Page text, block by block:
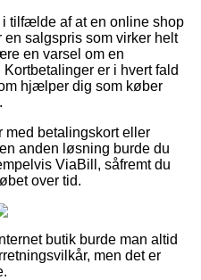
tilfælde af at en online shop
salgspris som virker helt
en varsel om en
er i hvert fald
hjælper dig som køber
med betalingskort eller
anden løsning burde du
ViaBill, såfremt du
over tid.
butik burde man altid
men det er